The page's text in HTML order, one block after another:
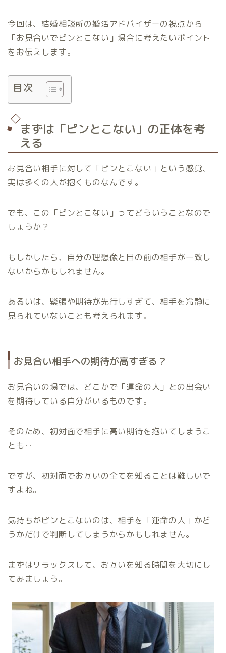
今回は、結婚相談所の婚活アドバイザーの視点から
「お見合いでピンとこない」場合に考えたいポイント
をお伝えします。
目次
まずは「ピンとこない」の正体を考
える
お見合い相手に対して「ピンとこない」という感覚、
実は多くの人が抱くものなんです。
でも、この「ピンとこない」ってどういうことなので
しょうか？
もしかしたら、自分の理想像と目の前の相手が一致し
ないからかもしれません。
あるいは、緊張や期待が先行しすぎて、相手を冷静に
見られていないことも考えられます。
お見合い相手への期待が高すぎる？
お見合いの場では、どこかで「運命の人」との出会い
を期待している自分がいるものです。
そのため、初対面で相手に高い期待を抱いてしまうこ
とも‥
ですが、初対面でお互いの全てを知ることは難しいで
すよね。
気持ちがピンとこないのは、相手を「運命の人」かど
うかだけで判断してしまうからかもしれません。
まずはリラックスして、お互いを知る時間を大切にし
てみましょう。